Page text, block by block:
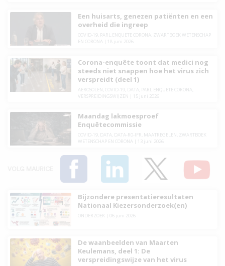
Een huisarts, genezen patiënten en een
overheid die ingreep
COVID-19, PARL.ENQUETE CORONA ZWARTBOEK WETENSCHAP
EN CORONA
18 juni 2026
Corona-enquête toont dat medici nog
steeds niet snappen hoe het virus zich
verspreidt (deel 1)
AEROSOLEN COVID-19, DATA PARL.ENQUETE CORONA
VERSPREIDINGSWIJZEN
15 juni 2026
Maandag lakmoesproef
Enquêtecommissie
COVID-19, DATA DATA-R0-IFR MAATREGELEN
ZWARTBOEK
WETENSCHAP EN CORONA
13 juni 2026
Bijzondere presentatieresultaten
Nationaal Kiezersonderzoek(en)
ONDERZOEK 06 juni 2026
De waanbeelden van Maarten
Keulemans, deel 1: De
verspreidingswijze van het virus